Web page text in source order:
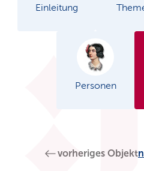
Einleitung
Personen
vorheriges Objekt